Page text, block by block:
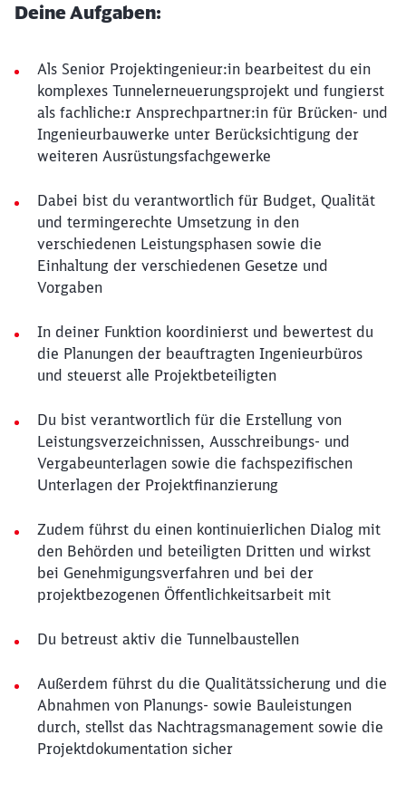
Deine Aufgaben:
Als Senior Projektingenieur:in bearbeitest du ein
komplexes Tunnelerneuerungsprojekt und fungierst
als fachliche:r Ansprechpartner:in für Brücken- und
Ingenieurbauwerke unter Berücksichtigung der
weiteren Ausrüstungsfachgewerke
Dabei bist du verantwortlich für Budget, Qualität
und termingerechte Umsetzung in den
verschiedenen Leistungsphasen sowie die
Einhaltung der verschiedenen Gesetze und
Vorgaben
In deiner Funktion koordinierst und bewertest du
die Planungen der beauftragten Ingenieurbüros
und steuerst alle Projektbeteiligten
Du bist verantwortlich für die Erstellung von
Leistungsverzeichnissen, Ausschreibungs- und
Vergabeunterlagen sowie die fachspezifischen
Unterlagen der Projektfinanzierung
Zudem führst du einen kontinuierlichen Dialog mit
den Behörden und beteiligten Dritten und wirkst
bei Genehmigungsverfahren und bei der
projektbezogenen Öffentlichkeitsarbeit mit
Du betreust aktiv die Tunnelbaustellen
Außerdem führst du die Qualitätssicherung und die
Abnahmen von Planungs- sowie Bauleistungen
durch, stellst das Nachtragsmanagement sowie die
Projektdokumentation sicher